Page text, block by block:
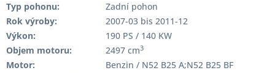
Typ pohonu:
Zadní pohon
Rok výroby:
2007-03 bis 2011-12
Výkon:
190 PS / 140 KW
Objem motoru:
2497 cm3
Motor:
Benzin / N52 B25 A;N52 B25 BF